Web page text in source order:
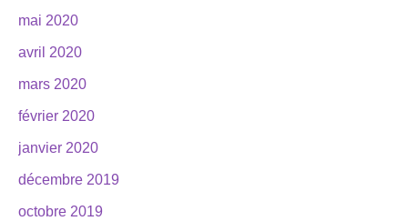
mai 2020
avril 2020
mars 2020
février 2020
janvier 2020
décembre 2019
octobre 2019